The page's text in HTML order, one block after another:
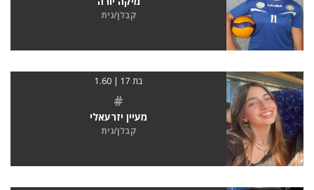
קבלן/נית
בת 17 | 1.60
#
מעיין יזרעאלי
קבלן/נית